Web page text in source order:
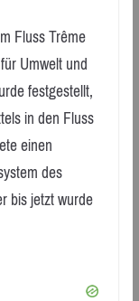
Fluss Trême
Umwelt und
festgestellt,
in den Fluss
einen
des
bis jetzt wurde